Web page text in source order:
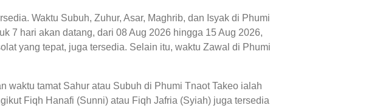
Waktu Subuh, Zuhur, Asar, Maghrib, dan Isyak di Phumi
7 hari akan datang, dari 08 Aug 2026 hingga 15 Aug 2026,
yang tepat, juga tersedia. Selain itu, waktu Zawal di Phumi
waktu tamat Sahur atau Subuh di Phumi Tnaot Takeo ialah
Fiqh Hanafi (Sunni) atau Fiqh Jafria (Syiah) juga tersedia